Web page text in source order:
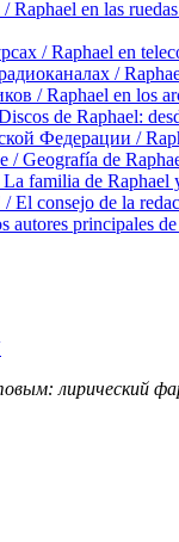
en las
/ Raphael en
/
/ Raphael en los
de Raphael:
Федерации /
Geografía de
familia de Raphael
consejo de la
principales
лирический